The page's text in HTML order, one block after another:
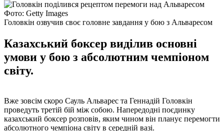
Фото: Getty Images
Головкін озвучив своє головне завдання у бою з Альваресом
Казахський боксер виділив основні
умови у бою з абсолютним чемпіоном
світу.
Вже зовсім скоро Сауль Альварес та Геннадій Головкін
проведуть третій бій між собою. Напередодні поєдинку
казахський боксер розповів, яким чином він планує перемогти
абсолютного чемпіона світу в середній вазі.